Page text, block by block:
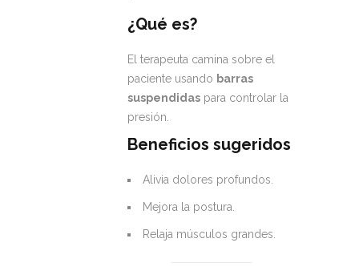
¿Qué es?
El terapeuta camina sobre el
paciente usando barras
suspendidas para controlar la
presión.
Beneficios sugeridos
Alivia dolores profundos.
Mejora la postura.
Relaja músculos grandes.